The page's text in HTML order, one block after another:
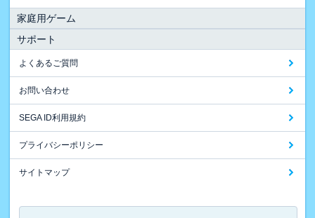
家庭用ゲーム
サポート
よくあるご質問
お問い合わせ
SEGA ID利用規約
プライバシーポリシー
サイトマップ